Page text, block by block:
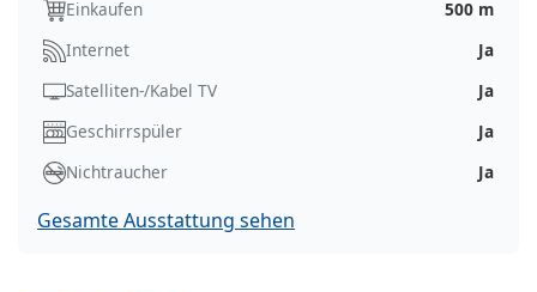
Einkaufen
500 m
Internet
Ja
Satelliten-/Kabel TV
Ja
Geschirrspüler
Ja
Nichtraucher
Ja
Gesamte Ausstattung sehen